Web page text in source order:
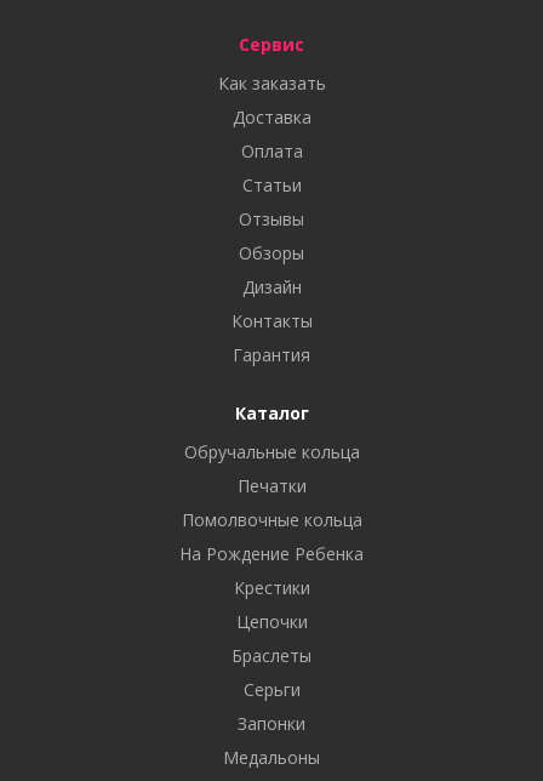
Сервис
Как заказать
Доставка
Оплата
Статьи
Отзывы
Обзоры
Дизайн
Контакты
Гарантия
Каталог
Обручальные кольца
Печатки
Помолвочные кольца
На Рождение Ребенка
Крестики
Цепочки
Браслеты
Серьги
Запонки
Медальоны